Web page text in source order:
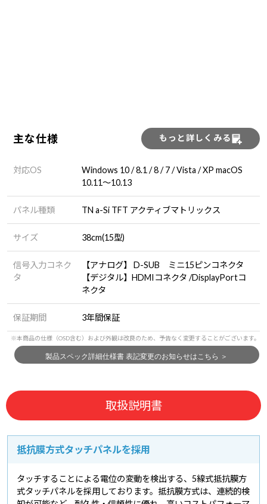
主な仕様 もっと詳しくみる
対応OS
Windows 10 / 8.1 / 8 / 7 / Vista / XP macOS
10.11～10.13
パネル種類 TN a-Si TFT アクティブマトリックス
サイズ 38cm(15型)
信号入力コネク
タ
【アナログ】 D-SUB ミニ15ピンコネクタ
【デジタル】HDMIコネクタ /DisplayPortコ
ネクタ
保証期間 3年間保証
取扱説明書
抵抗膜方式タッチパネルを採用
タッチすることによる電位の変動を検出する、5線式抵抗膜方
式タッチパネルを採用しております。抵抗膜方式は、連続的検